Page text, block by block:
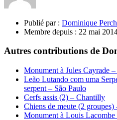
Publié par : Dominique
Membre depuis : 22 mai
Autres contributions de
Monument à Jules Cayrade
Leão Lutando com uma
serpent – São Paulo
Cerfs assis (2) – Chantilly
Chiens de meute (2
Monument à Louis